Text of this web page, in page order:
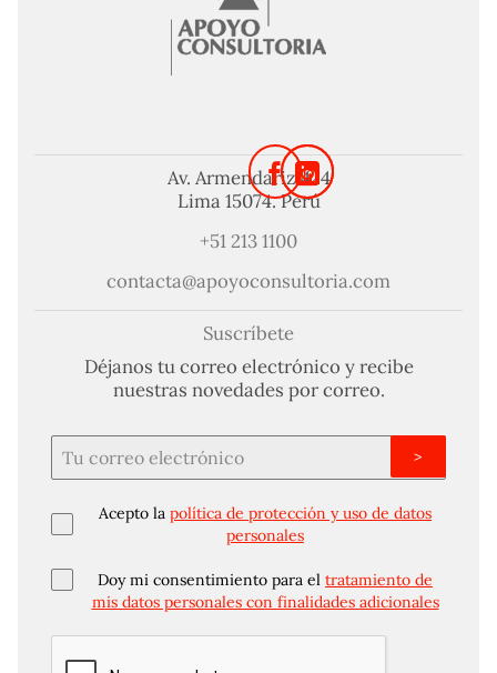
Av. Armendariz 424
Lima 15074. Perú
+51 213 1100
contacta@apoyoconsultoria.com
Suscríbete
Déjanos tu correo electrónico y recibe
nuestras novedades por correo.
Acepto la política de protección y uso de datos
personales
Doy mi consentimiento para el tratamiento de
mis datos personales con finalidades adicionales
>